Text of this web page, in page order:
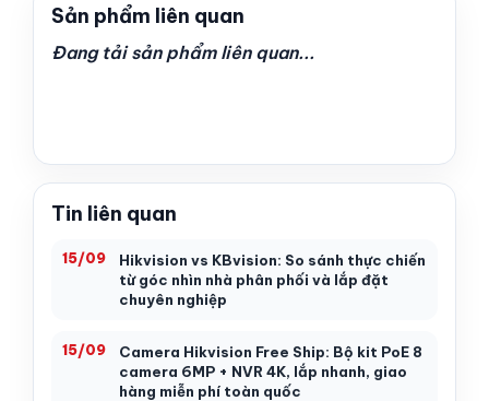
Sản phẩm liên quan
Đang tải sản phẩm liên quan...
Tin liên quan
15/09
Hikvision vs KBvision: So sánh thực chiến
từ góc nhìn nhà phân phối và lắp đặt
chuyên nghiệp
15/09
Camera Hikvision Free Ship: Bộ kit PoE 8
camera 6MP + NVR 4K, lắp nhanh, giao
hàng miễn phí toàn quốc